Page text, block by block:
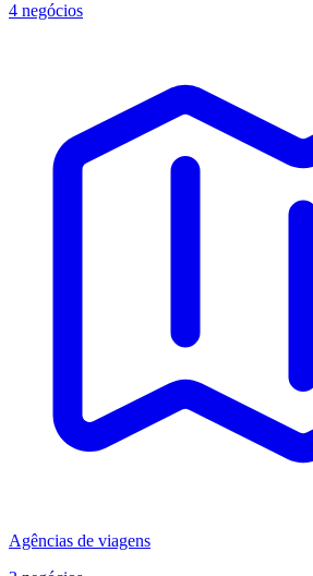
4 negócios
Agências de viagens